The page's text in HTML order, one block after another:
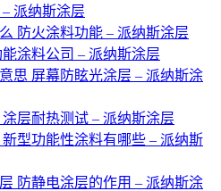
派纳斯涂层
防火涂料功能 – 派纳斯涂层
涂料公司 – 派纳斯涂层
思 屏幕防眩光涂层 – 派纳斯涂
层耐热测试 – 派纳斯涂层
型功能性涂料有哪些 – 派纳斯
防静电涂层的作用 – 派纳斯涂